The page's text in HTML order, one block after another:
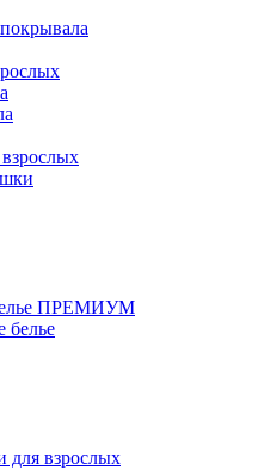
ПРЕМИУМ
белье
для взрослых